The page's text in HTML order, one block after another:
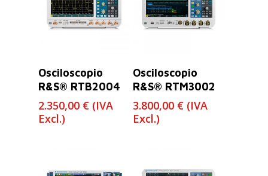
Leer Más
Osciloscopio
R&S® RTB2004
2.350,00 € (IVA
Excl.)
Leer Más
Osciloscopio
R&S® RTM3002
3.800,00 € (IVA
Excl.)